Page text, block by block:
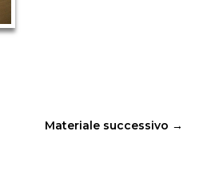
Materiale successivo →